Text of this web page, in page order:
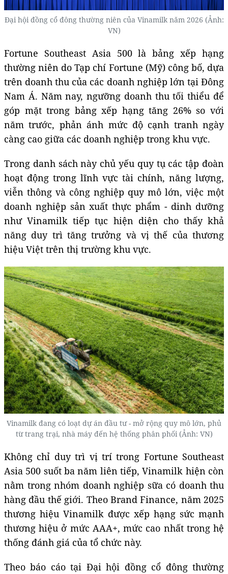
Đại hội đồng cổ đông thường niên của Vinamilk năm 2026 (Ảnh:
VN)
Fortune Southeast Asia 500 là bảng xếp hạng
thường niên do Tạp chí Fortune (Mỹ) công bố, dựa
trên doanh thu của các doanh nghiệp lớn tại Đông
Nam Á. Năm nay, ngưỡng doanh thu tối thiểu để
góp mặt trong bảng xếp hạng tăng 26% so với
năm trước, phản ánh mức độ cạnh tranh ngày
càng cao giữa các doanh nghiệp trong khu vực.
Trong danh sách này chủ yếu quy tụ các tập đoàn
hoạt động trong lĩnh vực tài chính, năng lượng,
viễn thông và công nghiệp quy mô lớn, việc một
doanh nghiệp sản xuất thực phẩm - dinh dưỡng
như Vinamilk tiếp tục hiện diện cho thấy khả
năng duy trì tăng trưởng và vị thế của thương
hiệu Việt trên thị trường khu vực.
Vinamilk đang có loạt dự án đầu tư - mở rộng quy mô lớn, phủ
từ trang trại, nhà máy đến hệ thống phân phối (Ảnh: VN)
Không chỉ duy trì vị trí trong Fortune Southeast
Asia 500 suốt ba năm liên tiếp, Vinamilk hiện còn
nằm trong nhóm doanh nghiệp sữa có doanh thu
hàng đầu thế giới. Theo Brand Finance, năm 2025
thương hiệu Vinamilk được xếp hạng sức mạnh
thương hiệu ở mức AAA+, mức cao nhất trong hệ
thống đánh giá của tổ chức này.
Theo báo cáo tại Đại hội đồng cổ đông thường